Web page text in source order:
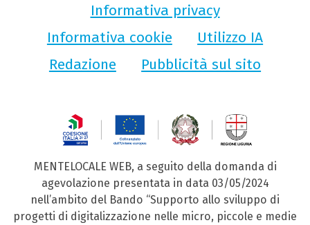
Informativa privacy
Informativa cookie
Utilizzo IA
Redazione
Pubblicità sul sito
MENTELOCALE WEB, a seguito della domanda di
agevolazione presentata in data 03/05/2024
nell’ambito del Bando “Supporto allo sviluppo di
progetti di digitalizzazione nelle micro, piccole e medie